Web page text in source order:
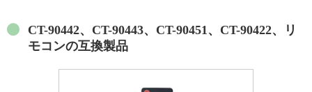
CT-90442、CT-90443、CT-90451、CT-90422、リ
モコンの互換製品